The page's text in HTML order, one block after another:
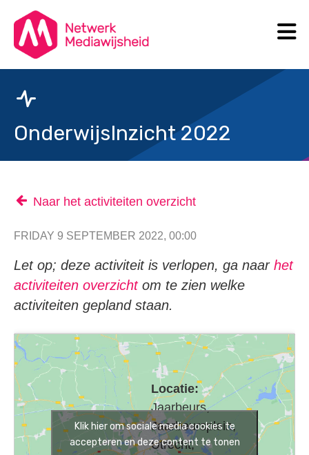
OnderwijsInzicht 2022
Naar het activiteiten overzicht
FRIDAY 9 SEPTEMBER 2022, 00:00
Let op; deze activiteit is verlopen, ga naar het
activiteiten overzichtom te zien welke
activiteiten gepland staan.
Locatie:
Jaarbeurs,
Jaarbeursplein,
Utrecht,
Klik hier om sociale media cookies te
accepteren en deze content te tonen